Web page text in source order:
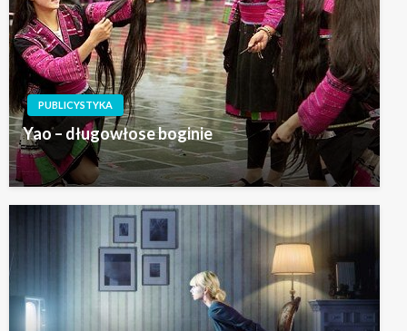
PUBLICYSTYKA
Yao – długowłose boginie